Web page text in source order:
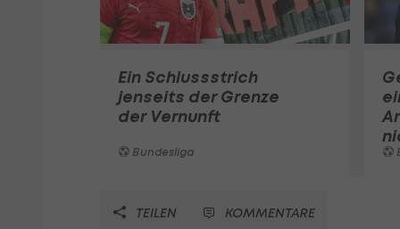
Ein Schlussstrich
jenseits der Grenze
der Vernunft
Bundesliga
TEILEN KOMMENTARE